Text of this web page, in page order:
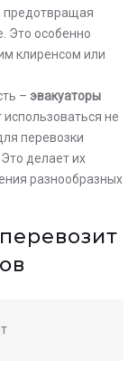
предотвращая
Это особенно
клиренсом или
– эвакуаторы
использоваться не
перевозки
делает их
разнообразных